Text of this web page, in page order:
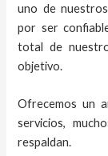
uno de
por ser
total de
objetivo.
Ofrecemos un
servicios,
respaldan.